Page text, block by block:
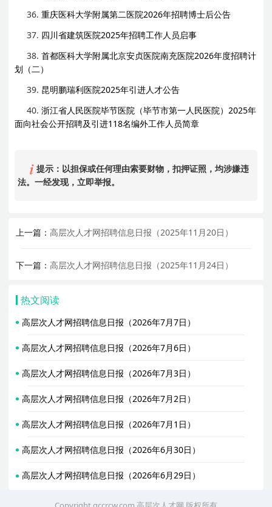
36.重庆医科大学附属第二医院2026年招聘博士后公告
37. 四川省建筑医院2025年招聘工作人员启事
38.首都医科大学附属北京安贞医院南充医院2026年度招聘计
划（二）
39. 昆明鹏瑞利医院2025年引进人才公告
40.浙江省人民医院毕节医院（毕节市第一人民医院）2025年
面向社会公开招聘及引进118名编外工作人员简章
提示：以担保或任何理由索要财物，扣押证照，均涉嫌违
法。一经发现，立即举报。
上一篇：高层次人才网招聘信息日报（2025年11月20日）
下一篇：高层次人才网招聘信息日报（2025年11月24日）
热文阅读
高层次人才网招聘信息日报（2026年7月7日）
高层次人才网招聘信息日报（2026年7月6日）
高层次人才网招聘信息日报（2026年7月3日）
高层次人才网招聘信息日报（2026年7月2日）
高层次人才网招聘信息日报（2026年7月1日）
高层次人才网招聘信息日报（2026年6月30日）
高层次人才网招聘信息日报（2026年6月29日）